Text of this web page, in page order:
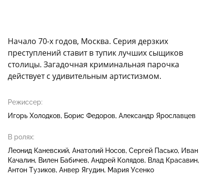
Начало 70-х годов, Москва. Серия дерзких
преступлений ставит в тупик лучших сыщиков
столицы. Загадочная криминальная парочка
действует с удивительным артистизмом.
Режиссер:
Игорь Холодков
Борис Федоров Александр Ярославцев
В ролях:
Леонид Каневский Анатолий Носов Сергей Пасько Иван
Качалин Вилен Бабичев Андрей Колядов
Влад Красавин
Антон Тузиков Анвер Ягудин Мария Усенко